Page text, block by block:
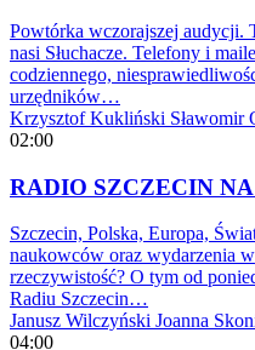
Powtórka wczorajszej audycji.
nasi Słuchacze. Telefony i
codziennego,
urzędników…
Krzysztof Kukliński Sławomir
02:00
RADIO SZCZECIN
Szczecin, Polska, Europa,
naukowców oraz wydarzenia
rzeczywistość? O tym od
Radiu Szczecin…
Janusz Wilczyński Joanna
04:00